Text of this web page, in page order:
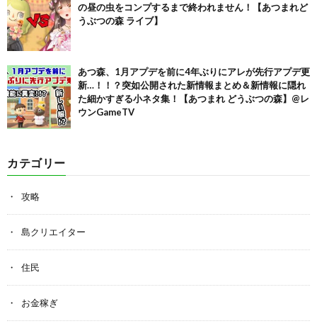
の昼の虫をコンプするまで終われません！【あつまれど
うぶつの森 ライブ】
あつ森、1月アプデを前に4年ぶりにアレが先行アプデ更
新…！！？突如公開された新情報まとめ＆新情報に隠れ
た細かすぎる小ネタ集！【あつまれ どうぶつの森】@レ
ウンGameTV
カテゴリー
攻略
島クリエイター
住民
お金稼ぎ